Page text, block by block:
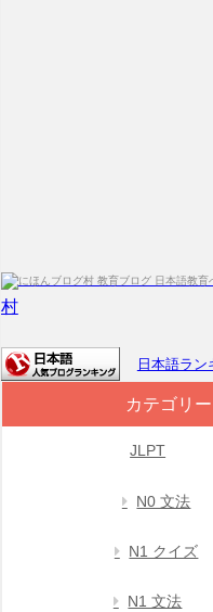
村
日本語ラン
カテゴリー
JLPT
N0 文法
N1 クイズ
N1 文法